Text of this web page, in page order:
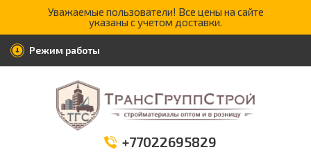
Уважаемые пользователи! Все цены на сайте
указаны с учетом доставки.
Режим работы
+77022695829